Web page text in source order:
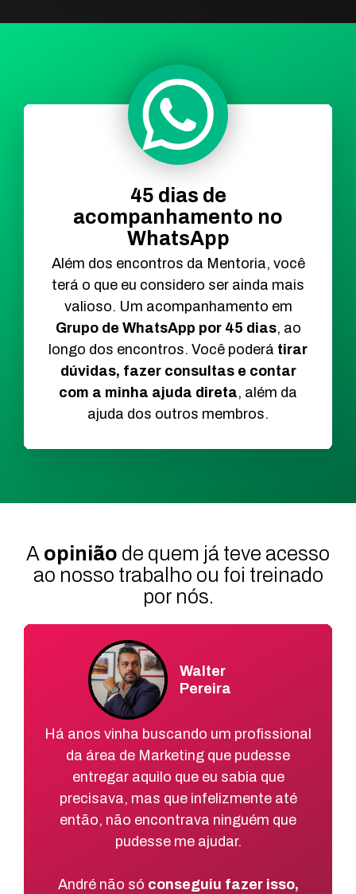
45 dias de
acompanhamento no
WhatsApp
Além dos encontros da Mentoria, você
terá o que eu considero ser ainda mais
valioso. Um acompanhamento em
Grupo de WhatsApp por 45 dias, ao
longo dos encontros. Você poderá tirar
dúvidas, fazer consultas e contar
com a minha ajuda direta, além da
ajuda dos outros membros.
A opinião de quem já teve acesso
ao nosso trabalho ou foi treinado
por nós.
Há anos vinha buscando um profissional
da área de Marketing que pudesse
entregar aquilo que eu sabia que
precisava, mas que infelizmente até
então, não encontrava ninguém que
pudesse me ajudar.
André não só conseguiu fazer isso,
Walter
Pereira